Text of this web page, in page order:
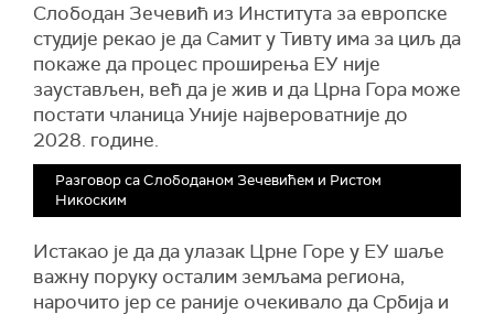
Слободан Зечевић из Института за европске
студије рекао је да Самит у Тивту има за циљ да
покаже да процес проширења ЕУ није
заустављен, већ да је жив и да Црна Гора може
постати чланица Уније највероватније до
2028. године.
Разговор са Слободаном Зечевићем и Ристом
Никоским
Истакао је да да улазак Црне Горе у ЕУ шаље
важну поруку осталим земљама региона,
нарочито јер се раније очекивало да Србија и